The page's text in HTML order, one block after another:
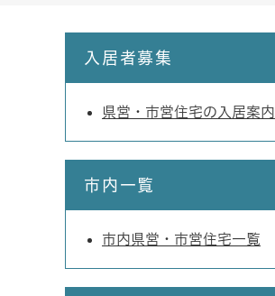
入居者募集
県営・市営住宅の入居案内
市内一覧
市内県営・市営住宅一覧